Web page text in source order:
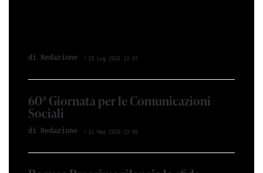
di Redazione 19 Lug 2026 13:07
60ª Giornata per le Comunicazioni
Sociali
di Redazione 11 Mag 2026 23:05